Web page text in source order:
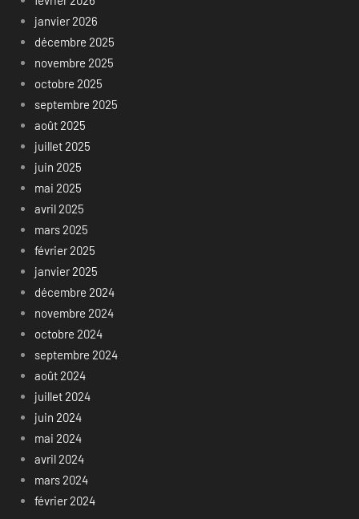
janvier 2026
décembre 2025
novembre 2025
octobre 2025
septembre 2025
août 2025
juillet 2025
juin 2025
mai 2025
avril 2025
mars 2025
février 2025
janvier 2025
décembre 2024
novembre 2024
octobre 2024
septembre 2024
août 2024
juillet 2024
juin 2024
mai 2024
avril 2024
mars 2024
février 2024